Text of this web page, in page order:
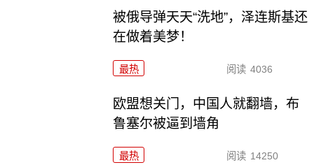
被俄导弹天天“洗地”，泽连斯基还
在做着美梦！
最热 阅读 4036
欧盟想关门，中国人就翻墙，布
鲁塞尔被逼到墙角
最热 阅读 14250